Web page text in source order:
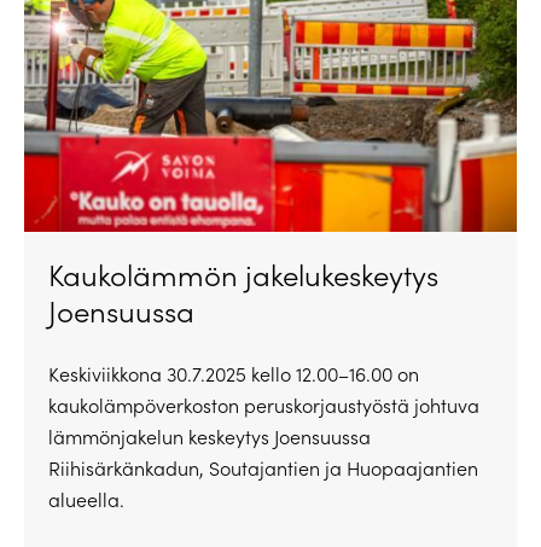
Kaukolämmön jakelukeskeytys
Joensuussa
Keskiviikkona 30.7.2025 kello 12.00–16.00 on
kaukolämpöverkoston peruskorjaustyöstä johtuva
lämmönjakelun keskeytys Joensuussa
Riihisärkänkadun, Soutajantien ja Huopaajantien
alueella.